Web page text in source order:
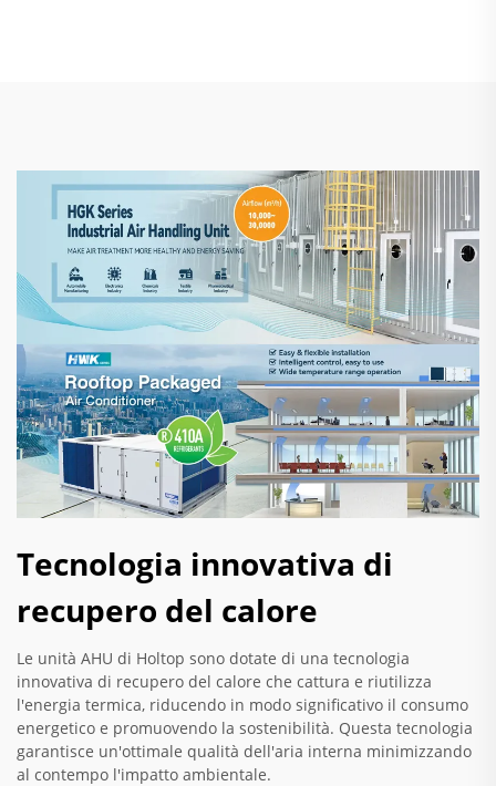
Tecnologia innovativa di
recupero del calore
Le unità AHU di Holtop sono dotate di una tecnologia
innovativa di recupero del calore che cattura e riutilizza
l'energia termica, riducendo in modo significativo il consumo
energetico e promuovendo la sostenibilità. Questa tecnologia
garantisce un'ottimale qualità dell'aria interna minimizzando
al contempo l'impatto ambientale.